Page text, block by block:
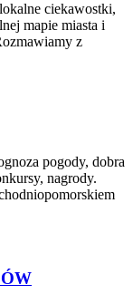
ciekawostki,
mapie miasta i
z
pogody, dobra
nagrody.